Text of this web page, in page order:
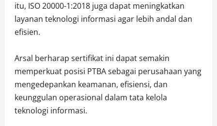
itu, ISO 20000-1:2018 juga dapat meningkatkan
layanan teknologi informasi agar lebih andal dan
efisien.
Arsal berharap sertifikat ini dapat semakin
memperkuat posisi PTBA sebagai perusahaan yang
mengedepankan keamanan, efisiensi, dan
keunggulan operasional dalam tata kelola
teknologi informasi.